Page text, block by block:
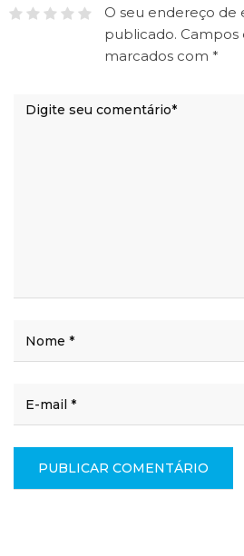
O seu endereço de
publicado. Campos
marcados com *